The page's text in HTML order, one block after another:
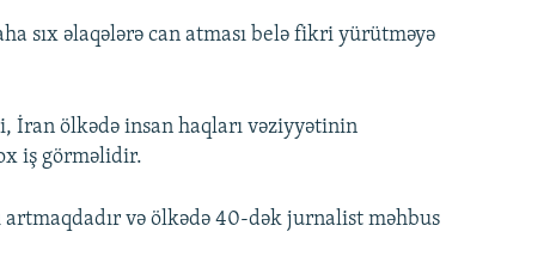
sıx əlaqələrə can atması belə fikri yürütməyə
İran ölkədə insan haqları vəziyyətinin
iş görməlidir.
artmaqdadır və ölkədə 40-dək jurnalist məhbus